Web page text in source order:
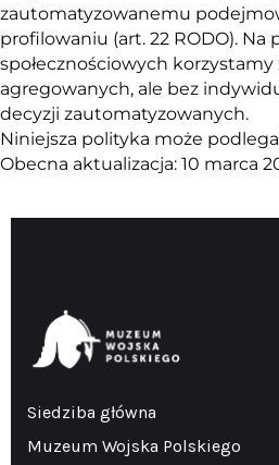
zautomatyzowanemu
profilowaniu (art. 22 RODO). Na
społecznościowych
agregowanych, ale bez
decyzji zautomatyzowanych.
Niniejsza polityka może
Obecna aktualizacja: 10 marca
Siedziba główna
Muzeum Wojska Polskiego